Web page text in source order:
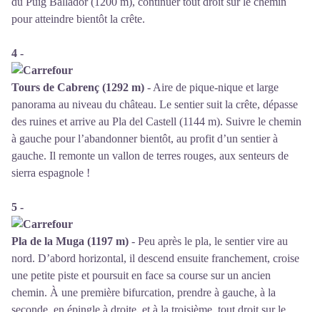
pour atteindre bientôt la crête.
4 -
Tours de Cabrenç (1292 m) - Aire de pique-nique et large
panorama au niveau du château. Le sentier suit la crête, dépasse
des ruines et arrive au Pla del Castell (1144 m). Suivre le chemin
à gauche pour l’abandonner bientôt, au profit d’un sentier à
gauche. Il remonte un vallon de terres rouges, aux senteurs de
sierra espagnole !
5 -
Pla de la Muga (1197 m) - Peu après le pla, le sentier vire au
nord. D’abord horizontal, il descend ensuite franchement, croise
une petite piste et poursuit en face sa course sur un ancien
chemin. À une première bifurcation, prendre à gauche, à la
seconde, en épingle à droite, et à la troisième, tout droit sur le